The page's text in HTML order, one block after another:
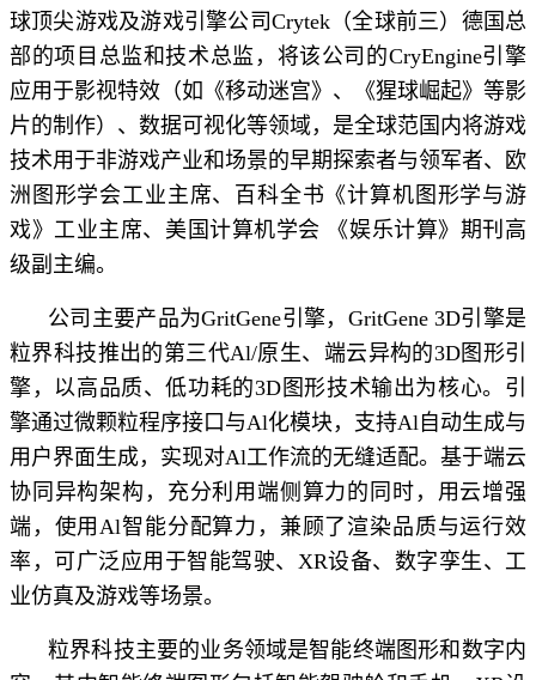
球顶尖游戏及游戏引擎公司Crytek（全球前三）德国总
部的项目总监和技术总监，将该公司的CryEngine引擎
应用于影视特效（如《移动迷宫》、《猩球崛起》等影
片的制作）、数据可视化等领域，是全球范国内将游戏
技术用于非游戏产业和场景的早期探索者与领军者、欧
洲图形学会工业主席、百科全书《计算机图形学与游
戏》工业主席、美国计算机学会 《娱乐计算》期刊高
级副主编。
公司主要产品为GritGene引擎，GritGene 3D引擎是
粒界科技推出的第三代Al/原生、端云异构的3D图形引
擎，以高品质、低功耗的3D图形技术输出为核心。引
擎通过微颗粒程序接口与Al化模块，支持Al自动生成与
用户界面生成，实现对Al工作流的无缝适配。基于端云
协同异构架构，充分利用端侧算力的同时，用云增强
端，使用Al智能分配算力，兼顾了渲染品质与运行效
率，可广泛应用于智能驾驶、XR设备、数字孪生、工
业仿真及游戏等场景。
粒界科技主要的业务领域是智能终端图形和数字内